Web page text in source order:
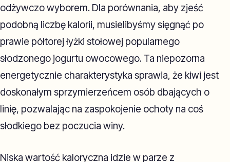
odżywczo wyborem. Dla porównania, aby zjeść
podobną liczbę kalorii, musielibyśmy sięgnąć po
prawie półtorej łyżki stołowej popularnego
słodzonego jogurtu owocowego. Ta niepozorna
energetycznie charakterystyka sprawia, że kiwi jest
doskonałym sprzymierzeńcem osób dbających o
linię, pozwalając na zaspokojenie ochoty na coś
słodkiego bez poczucia winy.
Niska wartość kaloryczna idzie w parze z